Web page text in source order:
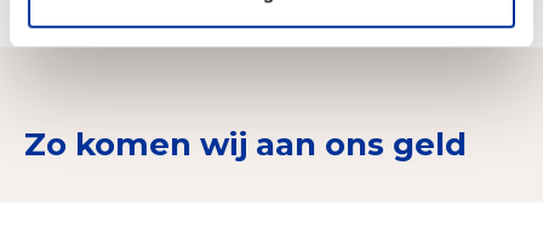
Zo komen wij aan ons geld